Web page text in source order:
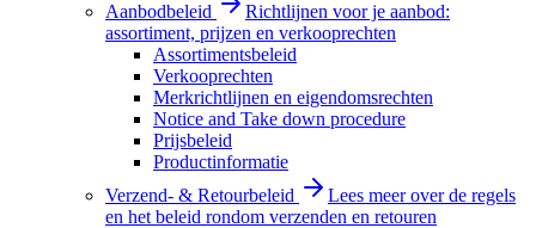
Aanbodbeleid
Richtlijnen voor je aanbod:
assortiment, prijzen en verkooprechten
Assortimentsbeleid
Verkooprechten
Merkrichtlijnen en eigendomsrechten
Notice and Take down procedure
Prijsbeleid
Productinformatie
Verzend- & Retourbeleid
Lees meer over de regels
en het beleid rondom verzenden en retouren